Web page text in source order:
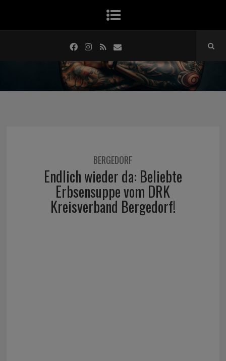
BERGEDORF
Endlich wieder da: Beliebte
Erbsensuppe vom DRK
Kreisverband Bergedorf!